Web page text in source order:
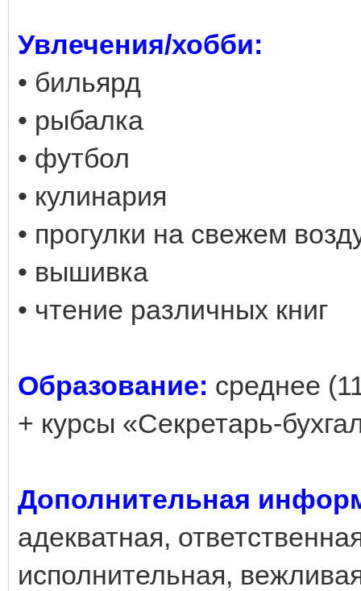
Увлечения/хобби:
• бильярд
• рыбалка
• футбол
• кулинария
• прогулки на свежем
• вышивка
• чтение различных книг
Образование: среднее
+ курсы «Секретарь-
Дополнительная
адекватная,
исполнительная,